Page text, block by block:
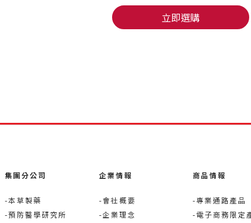
立即選購
集團分公司
-本草製藥
-預防醫學研究所
企業情報
-會社概要
-企業理念
商品情報
-專業通路產品
-電子商務限定